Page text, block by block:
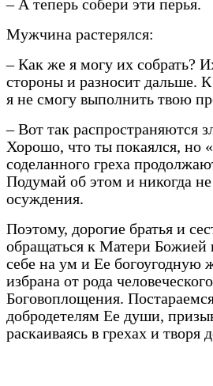
– А теперь собери эти перья.
Мужчина растерялся:
– Как же я могу их собрать?
стороны и разносит дальше.
я не смогу выполнить твою
– Вот так распространяются
Хорошо, что ты покаялся, но
соделанного греха
Подумай об этом и никогда
осуждения.
Поэтому, дорогие братья и
обращаться к Матери Божией
себе на ум и Ее богоугодную
избрана от рода
Боговоплощения.
добродетелям Ее души,
раскаиваясь в грехах и